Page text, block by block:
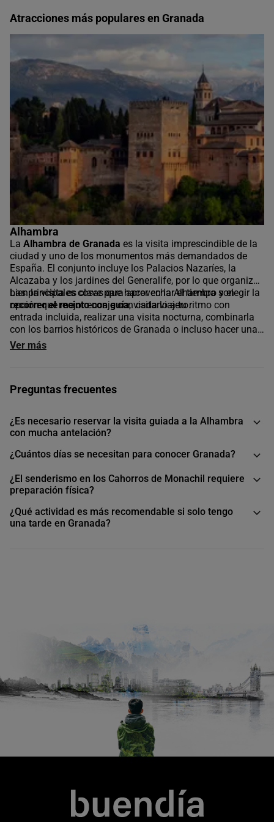
Asimismo, el Tour por Granada y visita guiada a la catedral
Granada tiene su mejor expresión.
Atracciones más populares en Granada
Alhambra
La Alhambra de Granada es la visita imprescindible de la
ciudad y uno de los monumentos más demandados de
España. El conjunto incluye los Palacios Nazaríes, la
Alcazaba y los jardines del Generalife, por lo que organizar
bien la visita es clave para aprovechar el tiempo y elegir la
opción que mejor encaje con cada viajero.
Las principales cosas que hacer en la Alhambra son
recorrer el recinto con guía, visitarlo a tu ritmo con
entrada incluida, realizar una visita nocturna, combinarla
con los barrios históricos de Granada o incluso hacer una
excursión organizada desde otra ciudad como Sevilla o
Ver más
Preguntas frecuentes
¿Es necesario reservar la visita guiada a la Alhambra
con mucha antelación?
¿Cuántos días se necesitan para conocer Granada?
¿El senderismo en los Cahorros de Monachil requiere
preparación física?
¿Qué actividad es más recomendable si solo tengo
una tarde en Granada?